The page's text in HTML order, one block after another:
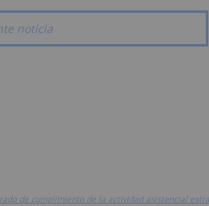
noticia
de cumplimiento de la actividad asistencial